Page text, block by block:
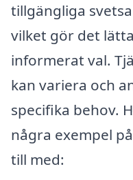
tillgängliga
vilket gör det
informerat val.
kan variera och
specifika behov.
några exempel
till med: